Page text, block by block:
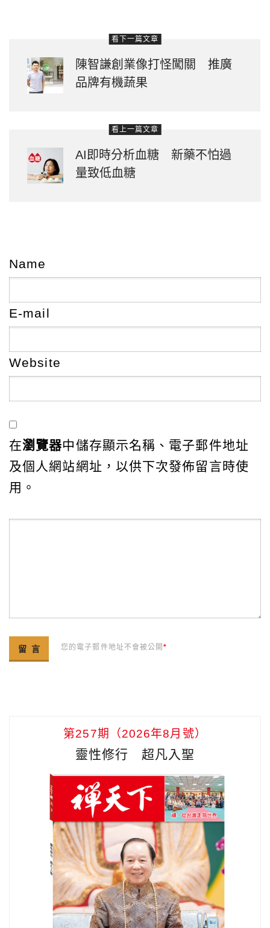
看下一篇文章
陳智謙創業像打怪闖關 推廣
品牌有機蔬果
看上一篇文章
AI即時分析血糖 新藥不怕過
量致低血糖
Name
E-mail
Website
在瀏覽器中儲存顯示名稱、電子郵件地址
及個人網站網址，以供下次發佈留言時使
用。
您的電子郵件地址不會被公開*
第257期（2026年8月號）
靈性修行 超凡入聖